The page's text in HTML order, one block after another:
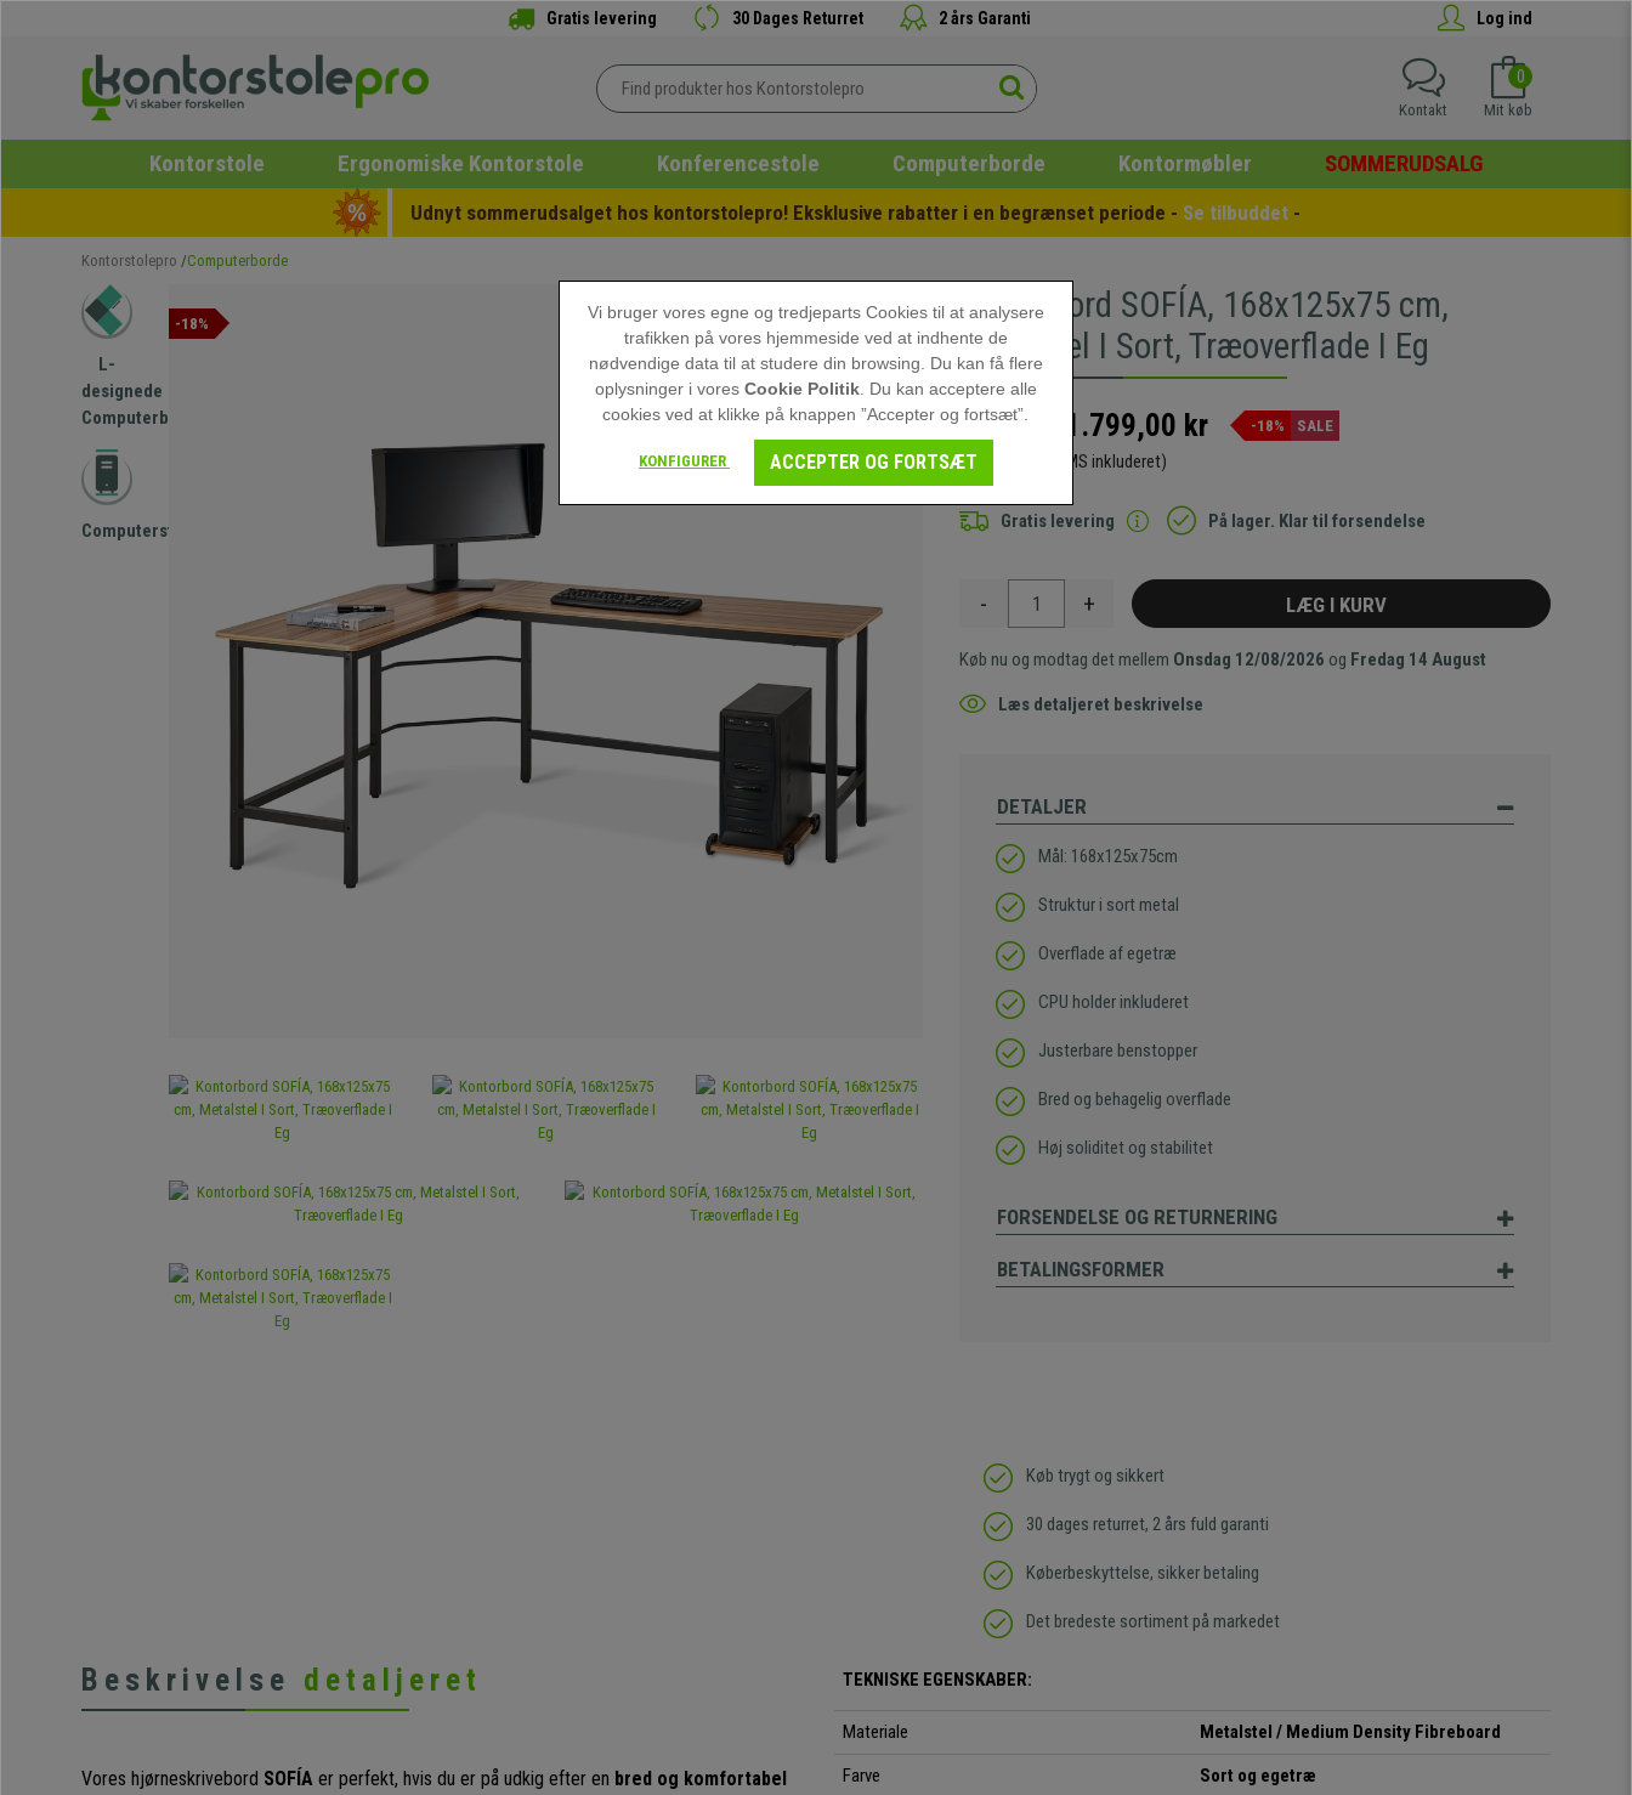
Gratis levering 30 Dages Returret 2 års Garanti Log ind
0
Mit køb
Kontakt
Kontorstole Ergonomiske Kontorstole Konferencestole Computerborde Kontormøbler SOMMERUDSALG
Udnyt sommerudsalget hos kontorstolepro! Eksklusive rabatter i en begrænset periode - Se tilbuddet -
Kontorstolepro Computerborde
L-
designede
Computerborde
Computerstøtte
-18%
Kontorbord SOFÍA, 168x125x75 cm,
Metalstel I Sort, Træoverflade I Eg
2.199,00 kr 1.799,00 kr -18% SALE
(2248,75 kr MOMS inkluderet)
Gratis levering På lager. Klar til forsendelse
- + LÆG I KURV
Køb nu og modtag det mellem Onsdag 12/08/2026 og Fredag 14 August
Læs detaljeret beskrivelse
DETALJER
Mål: 168x125x75cm
Struktur i sort metal
Overflade af egetræ
CPU holder inkluderet
Justerbare benstopper
Bred og behagelig overflade
Høj soliditet og stabilitet
FORSENDELSE OG RETURNERING
BETALINGSFORMER
Køb trygt og sikkert
30 dages returret, 2 års fuld garanti
Køberbeskyttelse, sikker betaling
Det bredeste sortiment på markedet
Beskrivelse detaljeret
Vores hjørneskrivebord SOFÍA er perfekt, hvis du er på udkig efter en bred og komfortabel
TEKNISKE EGENSKABER:
Materiale Metalstel / Medium Density Fibreboard
Farve
Sort og egetræ
Vi bruger vores egne og tredjeparts Cookies til at analysere
trafikken på vores hjemmeside ved at indhente de
nødvendige data til at studere din browsing. Du kan få flere
oplysninger i vores Cookie Politik. Du kan acceptere alle
cookies ved at klikke på knappen ”Accepter og fortsæt”.
KONFIGURER ACCEPTER OG FORTSÆT